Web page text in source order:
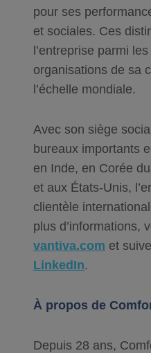
pour ses
et sociales. Ces
l’entreprise parmi
organisations de sa
l’échelle mondiale.
Avec son siège
bureaux importants
en Inde, en Corée
et aux États-Unis,
clientèle
plus d’informations,
vantiva.com et
LinkedIn.
À propos de
Depuis 28 ans,